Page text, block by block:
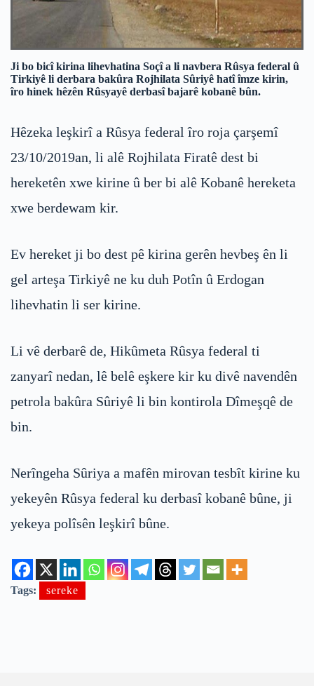
Ji bo bicî kirina lihevhatina Soçî a li navbera Rûsya federal û
Tirkiyê li derbara bakûra Rojhilata Sûriyê hatî îmze kirin,
îro hinek hêzên Rûsyayê derbasî bajarê kobanê bûn.
Hêzeka leşkirî a Rûsya federal îro roja çarşemî
23/10/2019an, li alê Rojhilata Firatê dest bi
hereketên xwe kirine û ber bi alê Kobanê hereketa
xwe berdewam kir.
Ev hereket ji bo dest pê kirina gerên hevbeş ên li
gel arteşa Tirkiyê ne ku duh Potîn û Erdogan
lihevhatin li ser kirine.
Li vê derbarê de, Hikûmeta Rûsya federal ti
zanyarî nedan, lê belê eşkere kir ku divê navendên
petrola bakûra Sûriyê li bin kontirola Dîmeşqê de
bin.
Nerîngeha Sûriya a mafên mirovan tesbît kirine ku
yekeyên Rûsya federal ku derbasî kobanê bûne, ji
yekeya polîsên leşkirî bûne.
Tags: sereke